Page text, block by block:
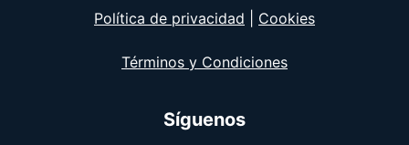
Política de privacidad Cookies
Términos y Condiciones
Síguenos